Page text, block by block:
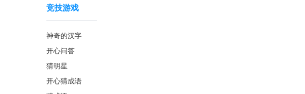
竞技游戏
神奇的汉字
开心问答
猜明星
开心猜成语